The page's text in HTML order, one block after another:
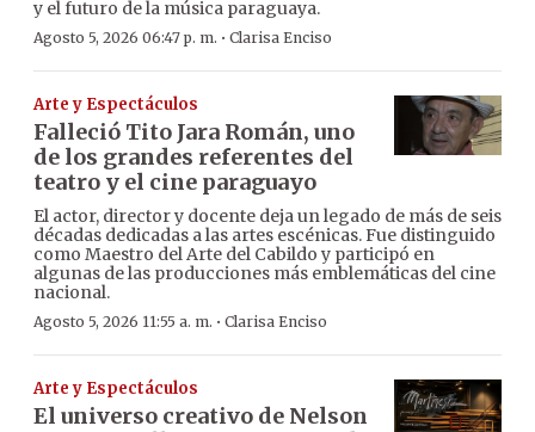
y el futuro de la música paraguaya.
Agosto 5, 2026 06:47 p. m. · Clarisa Enciso
Arte y Espectáculos
Falleció Tito Jara Román, uno
de los grandes referentes del
teatro y el cine paraguayo
El actor, director y docente deja un legado de más de seis
décadas dedicadas a las artes escénicas. Fue distinguido
como Maestro del Arte del Cabildo y participó en
algunas de las producciones más emblemáticas del cine
nacional.
Agosto 5, 2026 11:55 a. m. · Clarisa Enciso
Arte y Espectáculos
El universo creativo de Nelson